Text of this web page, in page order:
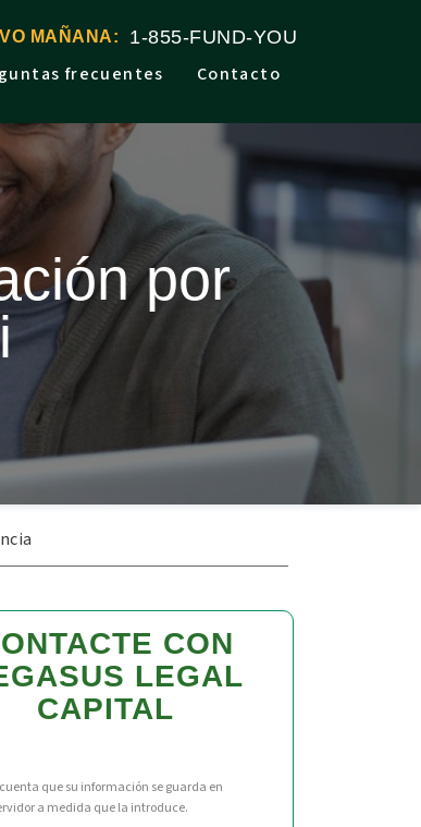
MAÑANA: 1-855-FUND-YOU
frecuentes Contacto
por
CON
LEGAL
CAPITAL
que su información se guarda en
a medida que la introduce.